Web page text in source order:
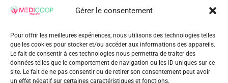
Gérer le consentement
Pour offrir les meilleures expériences, nous utilisons des technologies telles
que les cookies pour stocker et/ou accéder aux informations des appareils.
Le fait de consentir à ces technologies nous permettra de traiter des
données telles que le comportement de navigation ou les ID uniques sur ce
site. Le fait de ne pas consentir ou de retirer son consentement peut avoir
un effet négatif sur certaines caractéristiques et fonctions.
Bretagne
le
meilleur
de
l’homme
Share This Story, Choose Your
Platform!
Facebook
TwitterRedditLinkedInWhatsApp
TumblrPinterest
Vk